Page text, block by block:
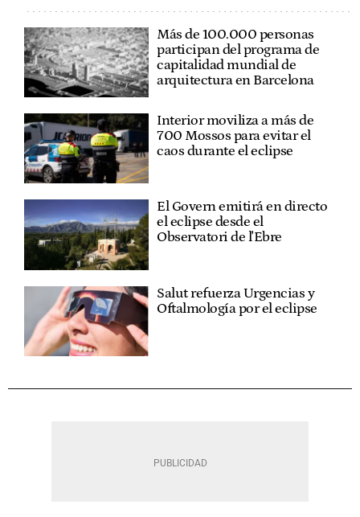
Más de 100.000 personas
participan del programa de
capitalidad mundial de
arquitectura en Barcelona
Interior moviliza a más de
700 Mossos para evitar el
caos durante el eclipse
El Govern emitirá en directo
el eclipse desde el
Observatori de l'Ebre
Salut refuerza Urgencias y
Oftalmología por el eclipse